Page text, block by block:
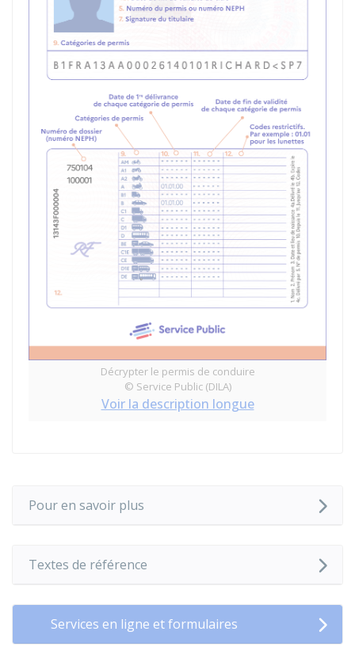
Décrypter le permis de conduire
© Service Public (DILA)
Voir la description longue
Pour en savoir plus
Textes de référence
Services en ligne et formulaires